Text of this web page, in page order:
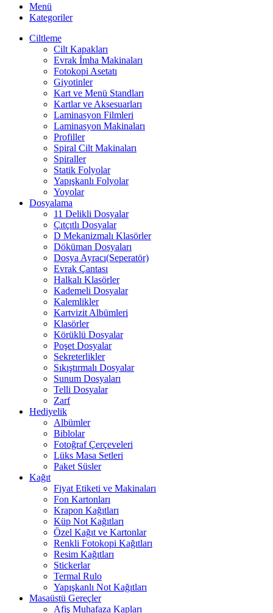
Menü
Kategoriler
Ciltleme
Cilt Kapakları
Evrak İmha Makinaları
Fotokopi Asetatı
Giyotinler
Kart ve Menü Standları
Kartlar ve Aksesuarları
Laminasyon Filmleri
Laminasyon Makinaları
Profiller
Spiral Cilt Makinaları
Spiraller
Statik Folyolar
Yapışkanlı Folyolar
Yoyolar
Dosyalama
11 Delikli Dosyalar
Çıtçıtlı Dosyalar
D Mekanizmalı Klasörler
Döküman Dosyaları
Dosya Ayracı(Seperatör)
Evrak Çantası
Halkalı Klasörler
Kademeli Dosyalar
Kalemlikler
Kartvizit Albümleri
Klasörler
Körüklü Dosyalar
Poşet Dosyalar
Sekreterlikler
Sıkıştırmalı Dosyalar
Sunum Dosyaları
Telli Dosyalar
Zarf
Hediyelik
Albümler
Biblolar
Fotoğraf Çerçeveleri
Lüks Masa Setleri
Paket Süsler
Kağıt
Fiyat Etiketi ve Makinaları
Fon Kartonları
Krapon Kağıtları
Küp Not Kağıtları
Özel Kağıt ve Kartonlar
Renkli Fotokopi Kağıtları
Resim Kağıtları
Stickerlar
Termal Rulo
Yapışkanlı Not Kağıtları
Masaüstü Gereçler
Afiş Muhafaza Kapları